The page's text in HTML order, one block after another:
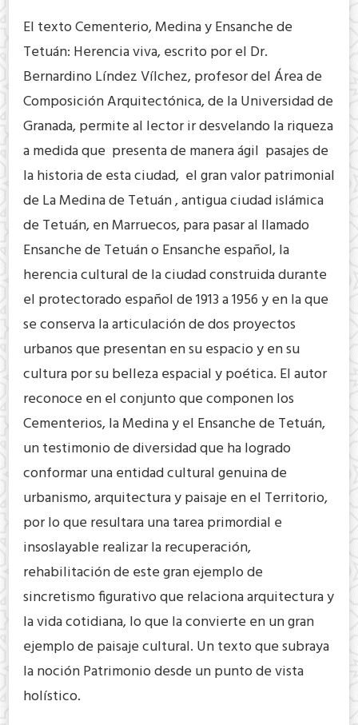
El texto Cementerio, Medina y Ensanche de
Tetuán: Herencia viva, escrito por el Dr.
Bernardino Líndez Vílchez, profesor del Área de
Composición Arquitectónica, de la Universidad de
Granada, permite al lector ir desvelando la riqueza
a medida que presenta de manera ágil pasajes de
la historia de esta ciudad, el gran valor patrimonial
de La Medina de Tetuán , antigua ciudad islámica
de Tetuán, en Marruecos, para pasar al llamado
Ensanche de Tetuán o Ensanche español, la
herencia cultural de la ciudad construida durante
el protectorado español de 1913 a 1956 y en la que
se conserva la articulación de dos proyectos
urbanos que presentan en su espacio y en su
cultura por su belleza espacial y poética. El autor
reconoce en el conjunto que componen los
Cementerios, la Medina y el Ensanche de Tetuán,
un testimonio de diversidad que ha logrado
conformar una entidad cultural genuina de
urbanismo, arquitectura y paisaje en el Territorio,
por lo que resultara una tarea primordial e
insoslayable realizar la recuperación,
rehabilitación de este gran ejemplo de
sincretismo figurativo que relaciona arquitectura y
la vida cotidiana, lo que la convierte en un gran
ejemplo de paisaje cultural. Un texto que subraya
la noción Patrimonio desde un punto de vista
holístico.